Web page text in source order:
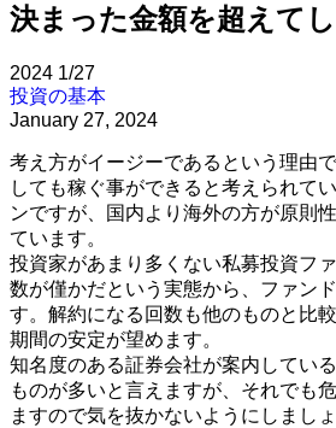
決まった金額を超えて
2024 1/27
投資の基本
January 27, 2024
考え方がイージーであるという理由
しても稼ぐ事ができると考えられて
ンですが、国内より海外の方が原則
ています。
投資家があまり多くない私募投資フ
数が僅かだという実態から、ファン
す。解約になる回数も他のものと比
期間の安定が望めます。
知名度のある証券会社が案内してい
ものが多いと言えますが、それでも
ますので気を抜かないようにしましょ